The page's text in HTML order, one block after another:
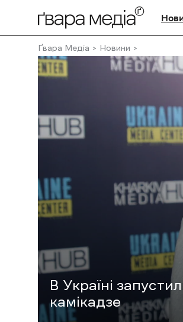
Ґвара Медіа Новини
В Україні
камікадзе